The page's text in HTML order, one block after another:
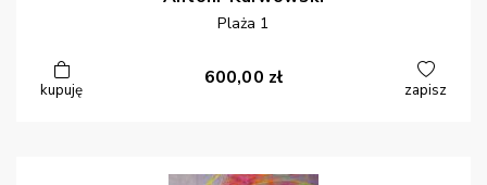
Plaża 1
kupuję
600,00 zł
zapisz